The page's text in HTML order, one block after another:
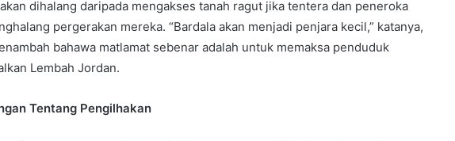
dihalang daripada mengakses tanah ragut jika tentera dan peneroka
pergerakan mereka. “Bardala akan menjadi penjara kecil,” katanya,
bahawa matlamat sebenar adalah untuk memaksa penduduk
Lembah Jordan.
Tentang Pengilhakan